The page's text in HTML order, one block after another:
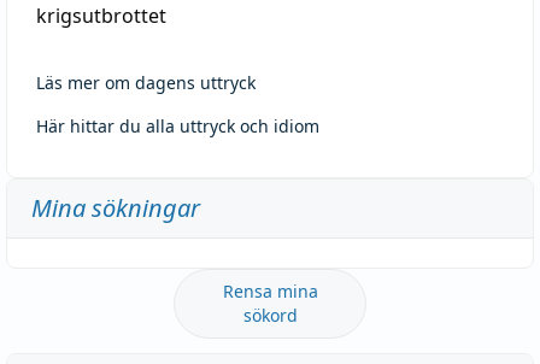
krigsutbrottet
Läs mer om dagens uttryck
Här hittar du alla uttryck och idiom
Mina sökningar
Rensa mina
sökord